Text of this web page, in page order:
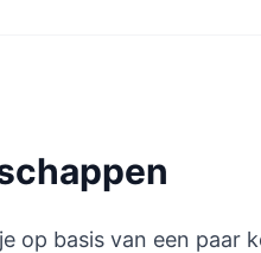
op basis van een paar